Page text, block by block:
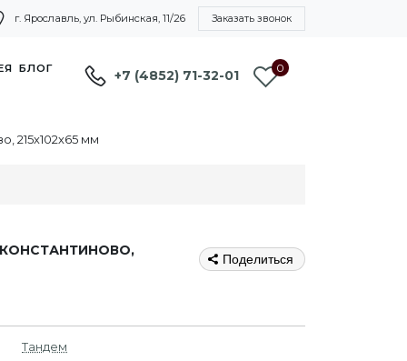
г. Ярославль, ул. Рыбинская, 11/26 Заказать звонок
БЛОГ
+7 (4852) 71-32-01 0
215х102х65 мм
Поделиться
Тандем